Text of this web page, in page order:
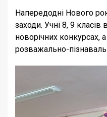
Напередодні Нового
заходи. Учні 8, 9 класів
новорічних конкурсах,
розважально-